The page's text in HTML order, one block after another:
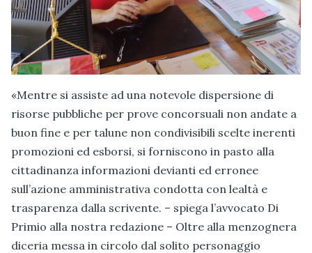
«Mentre si assiste ad una notevole dispersione di
risorse pubbliche per prove concorsuali non andate a
buon fine e per talune non condivisibili scelte inerenti
promozioni ed esborsi, si forniscono in pasto alla
cittadinanza informazioni devianti ed erronee
sull’azione amministrativa condotta con lealtà e
trasparenza dalla scrivente. – spiega l’avvocato Di
Primio alla nostra redazione – Oltre alla menzognera
diceria messa in circolo dal solito personaggio